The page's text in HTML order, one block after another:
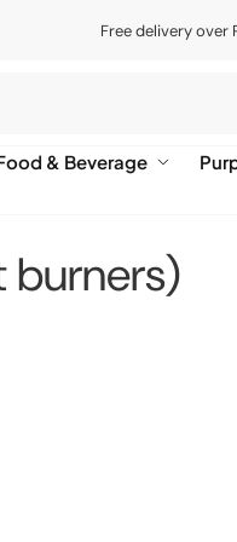
Free delivery over
& Beverage
burners)